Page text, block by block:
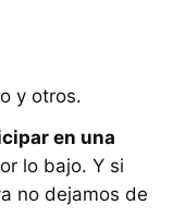
y otros.
en una
lo bajo. Y si
no dejamos de